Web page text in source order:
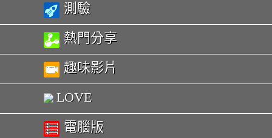
測驗
熱門分享
趣味影片
LOVE
電腦版